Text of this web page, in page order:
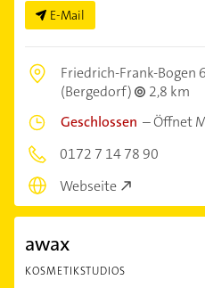
E-Mail
Friedrich-Frank-Bogen
(Bergedorf)
2,8 km
Geschlossen –Öffnet
0172 7 14 78 90
Webseite
awax
KOSMETIKSTUDIOS